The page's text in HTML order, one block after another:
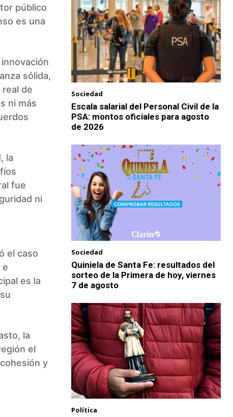
público
es una
sólida,
de
ni más
la
fue
ni
el caso
e
es la
la
el
y
Sociedad
Escala salarial del Personal Civil de la
PSA: montos oficiales para agosto
de 2026
Sociedad
Quiniela de Santa Fe: resultados del
sorteo de la Primera de hoy, viernes
7 de agosto
Política